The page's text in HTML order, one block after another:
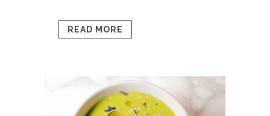
READ MORE